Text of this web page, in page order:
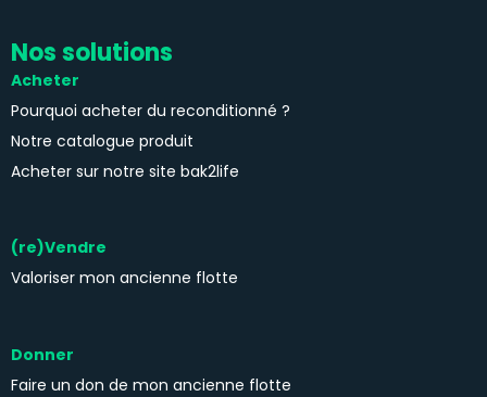
Nos solutions
Acheter
Pourquoi acheter du reconditionné ?
Notre catalogue produit
Acheter sur notre site bak2life
(re)Vendre
Valoriser mon ancienne flotte
Donner
Faire un don de mon ancienne flotte